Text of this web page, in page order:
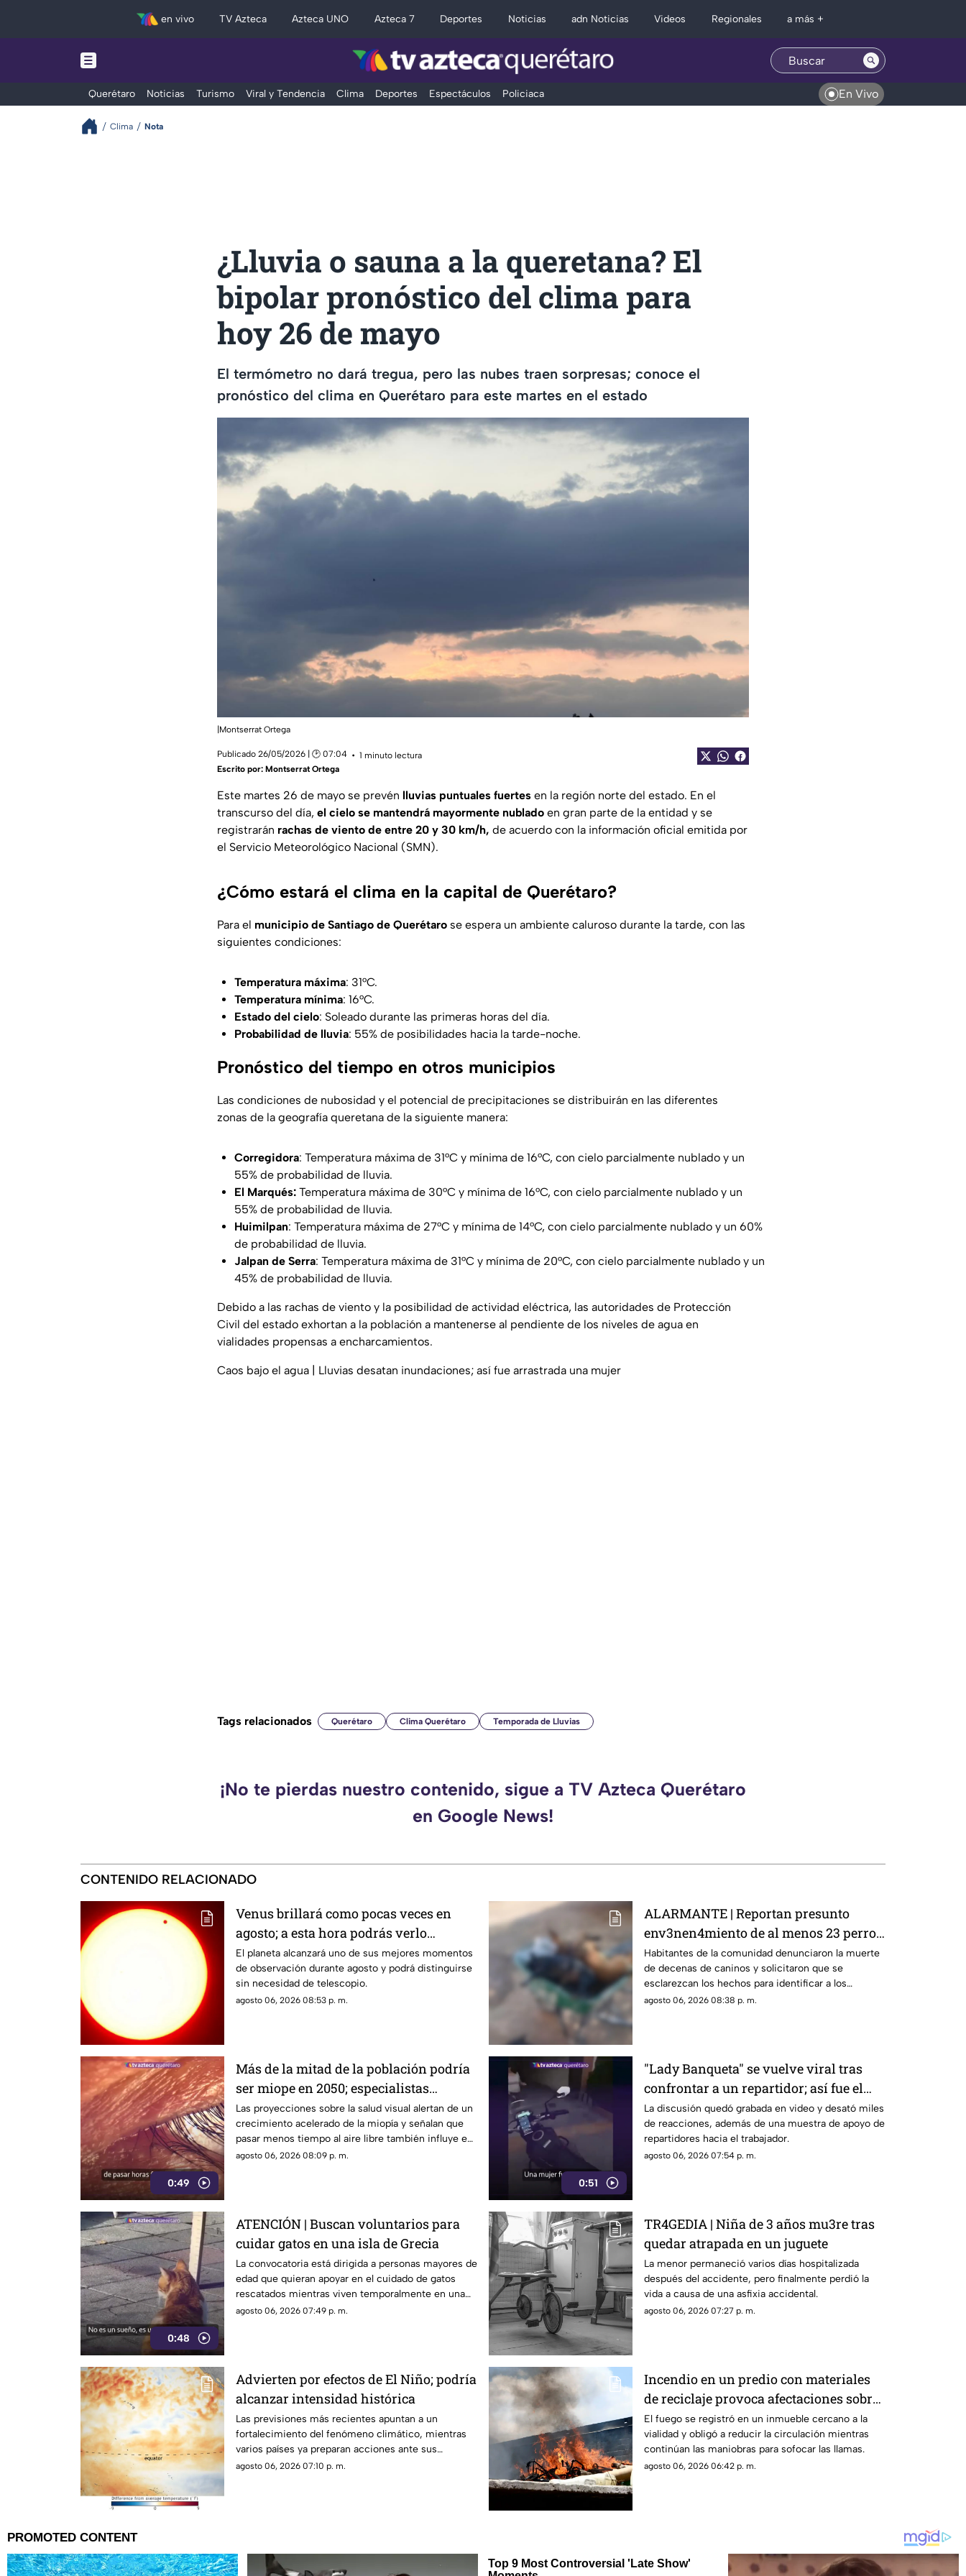
en vivo TV Azteca Azteca UNO Azteca 7 Deportes Noticias adn Noticias Videos Regionales a más +
Querétaro Noticias Turismo Viral y Tendencia Clima Deportes Espectáculos Policiaca En Vivo
Clima Nota
¿Lluvia o sauna a la queretana? El
bipolar pronóstico del clima para
hoy 26 de mayo
El termómetro no dará tregua, pero las nubes traen sorpresas; conoce el
pronóstico del clima en Querétaro para este martes en el estado
|Montserrat Ortega
Publicado 26/05/2026 | 🕑 07:04
1 minuto lectura
Escrito por: Montserrat Ortega
Este martes 26 de mayo se prevén lluvias puntuales fuertes en la región norte del estado. En el
transcurso del día, el cielo se mantendrá mayormente nublado en gran parte de la entidad y se
registrarán rachas de viento de entre 20 y 30 km/h, de acuerdo con la información oficial emitida por
el Servicio Meteorológico Nacional (SMN).
¿Cómo estará el clima en la capital de Querétaro?
Para el municipio de Santiago de Querétaro se espera un ambiente caluroso durante la tarde, con las
siguientes condiciones:
Temperatura máxima: 31°C.
Temperatura mínima: 16°C.
Estado del cielo: Soleado durante las primeras horas del día.
Probabilidad de lluvia: 55% de posibilidades hacia la tarde-noche.
Pronóstico del tiempo en otros municipios
Las condiciones de nubosidad y el potencial de precipitaciones se distribuirán en las diferentes
zonas de la geografía queretana de la siguiente manera:
Corregidora: Temperatura máxima de 31°C y mínima de 16°C, con cielo parcialmente nublado y un
55% de probabilidad de lluvia.
El Marqués: Temperatura máxima de 30°C y mínima de 16°C, con cielo parcialmente nublado y un
55% de probabilidad de lluvia.
Huimilpan: Temperatura máxima de 27°C y mínima de 14°C, con cielo parcialmente nublado y un 60%
de probabilidad de lluvia.
Jalpan de Serra: Temperatura máxima de 31°C y mínima de 20°C, con cielo parcialmente nublado y un
45% de probabilidad de lluvia.
Debido a las rachas de viento y la posibilidad de actividad eléctrica, las autoridades de Protección
Civil del estado exhortan a la población a mantenerse al pendiente de los niveles de agua en
vialidades propensas a encharcamientos.
Caos bajo el agua | Lluvias desatan inundaciones; así fue arrastrada una mujer
Tags relacionados Querétaro Clima Querétaro Temporada de Lluvias
¡No te pierdas nuestro contenido, sigue a TV Azteca Querétaro
en Google News!
CONTENIDO RELACIONADO
Venus brillará como pocas veces en
agosto; a esta hora podrás verlo
durante este mes
El planeta alcanzará uno de sus mejores momentos
de observación durante agosto y podrá distinguirse
sin necesidad de telescopio.
agosto 06, 2026 08:53 p. m.
ALARMANTE | Reportan presunto
env3nen4miento de al menos 23 perros
en esta zona de Querétaro: IMAGENES
SENSIBLES
Habitantes de la comunidad denunciaron la muerte
de decenas de caninos y solicitaron que se
esclarezcan los hechos para identificar a los
posibles responsables.
agosto 06, 2026 08:38 p. m.
0:49
Más de la mitad de la población podría
ser miope en 2050; especialistas
advierten las causas
Las proyecciones sobre la salud visual alertan de un
crecimiento acelerado de la miopía y señalan que
pasar menos tiempo al aire libre también influye en
su desarrollo.
agosto 06, 2026 08:09 p. m.
0:51
"Lady Banqueta" se vuelve viral tras
confrontar a un repartidor; así fue el
momento
La discusión quedó grabada en video y desató miles
de reacciones, además de una muestra de apoyo de
repartidores hacia el trabajador.
agosto 06, 2026 07:54 p. m.
0:48
ATENCIÓN | Buscan voluntarios para
cuidar gatos en una isla de Grecia
La convocatoria está dirigida a personas mayores de
edad que quieran apoyar en el cuidado de gatos
rescatados mientras viven temporalmente en una
isla griega.
agosto 06, 2026 07:49 p. m.
TR4GEDIA | Niña de 3 años mu3re tras
quedar atrapada en un juguete
La menor permaneció varios días hospitalizada
después del accidente, pero finalmente perdió la
vida a causa de una asfixia accidental.
agosto 06, 2026 07:27 p. m.
Advierten por efectos de El Niño; podría
alcanzar intensidad histórica
Las previsiones más recientes apuntan a un
fortalecimiento del fenómeno climático, mientras
varios países ya preparan acciones ante sus
posibles efectos.
agosto 06, 2026 07:10 p. m.
Incendio en un predio con materiales
de reciclaje provoca afectaciones sobre
la carretera 57
El fuego se registró en un inmueble cercano a la
vialidad y obligó a reducir la circulación mientras
continúan las maniobras para sofocar las llamas.
agosto 06, 2026 06:42 p. m.